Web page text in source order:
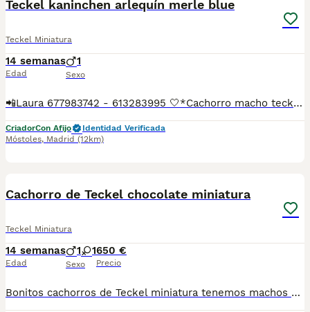
Teckel kaninchen arlequín merle blue
Teckel Miniatura
14 semanas
Edad
1
Sexo
📲Laura 677983742 - 613283995 🤍*Cachorro macho teckel kaninchen arlequín merle blue*🤍 ¿Buscas un nuevo compañero para tu hogar? ❤️ Tenemos preciosos cachorros listos para encontrar una familia responsable. ✅ Vacunados ✅ Desparasitados ✅ Cartilla sanitaria ✅ Garantías incluidas ✅ Máxima atención y cuidado Se hacen envíos a toda España: Andalucía: Almería, Cádiz, Córdoba, Granada, Huelva, Jaén, Málaga, Sevilla.Aragón: Huesca, Teruel, Zaragoza.Asturias: Oviedo.Baleares: Palma.Canarias: Las Palmas de Gran Canaria, Santa Cruz de Tenerife.Cantabria: Santander.Castilla-La Mancha: Albacete, Ciudad Real, Cuenca, Guadalajara, Toledo.Castilla y León: Ávila, Burgos, León, Palencia, Salamanca, Segovia, Soria, Valladolid, Zamora.Cataluña: Barcelona, Gerona (Girona), Lérida (Lleida), Tarragona.Comunidad Valenciana: Alicante, Castellón de la Plana, Valencia.Extremadura: Badajoz, Cáceres.Galicia: La Coruña (A Coruña), Lugo, Orense (Ourense), Pontevedra.La Rioja: Logroño.Madrid: Madrid.Murcia: Murcia.Navarra: Pamplona.País Vasco: Bilbao (Vizcaya), San Sebastián (Guipúzcoa), Vitoria (Álava). 🐾 Cachorros sanos, sociables y criados con mucho cariño. 📲 ¡Pregunta sin compromiso por disponibilidad, fotos y precios por mensaje privado!
CriadorCon Afijo
Identidad Verificada
Móstoles, Madrid (12km)
Cachorro de Teckel chocolate miniatura
Teckel Miniatura
14 semanas
Edad
1 1
Sexo
650 €
Precio
Bonitos cachorros de Teckel miniatura tenemos machos y hembras ,distintos colores Nuestros cachorros nacen y crecen en un ambiente familiar ,sin jaulas ,con un respeto y exclusiva cria,somos respetuosos con el tiempo de destete ,cada cachorro necesita su tiempo.. Destetamos con un pienso de alta calidad , Cachorros revisados ,desde el nacimiento ,hasta la entrega por un veterinario competente ,buscando siempre el bienestar de nuestros animales.. Sociabilizados y equilibrados tanto padres como cachorros Se entregan con todo el protocolo veterinario legal Tenemos servicio de entrega personalizado a cualquier punto de España,directo.. El precio puede cambiar tanto en sexo como en características del cachorro. Dejanos tú teléfono y te mandamos toda la información fotos y vídeos ..